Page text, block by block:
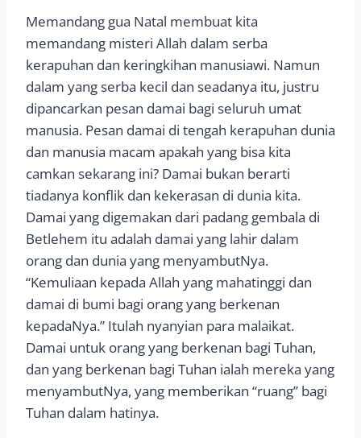
Memandang gua Natal membuat kita
memandang misteri Allah dalam serba
kerapuhan dan keringkihan manusiawi. Namun
dalam yang serba kecil dan seadanya itu, justru
dipancarkan pesan damai bagi seluruh umat
manusia. Pesan damai di tengah kerapuhan dunia
dan manusia macam apakah yang bisa kita
camkan sekarang ini? Damai bukan berarti
tiadanya konflik dan kekerasan di dunia kita.
Damai yang digemakan dari padang gembala di
Betlehem itu adalah damai yang lahir dalam
orang dan dunia yang menyambutNya.
“Kemuliaan kepada Allah yang mahatinggi dan
damai di bumi bagi orang yang berkenan
kepadaNya.” Itulah nyanyian para malaikat.
Damai untuk orang yang berkenan bagi Tuhan,
dan yang berkenan bagi Tuhan ialah mereka yang
menyambutNya, yang memberikan “ruang” bagi
Tuhan dalam hatinya.